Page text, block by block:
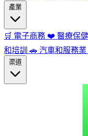
🛒 電子商務 ❤️ 醫療保健
和培訓 🚗 汽車和服務業